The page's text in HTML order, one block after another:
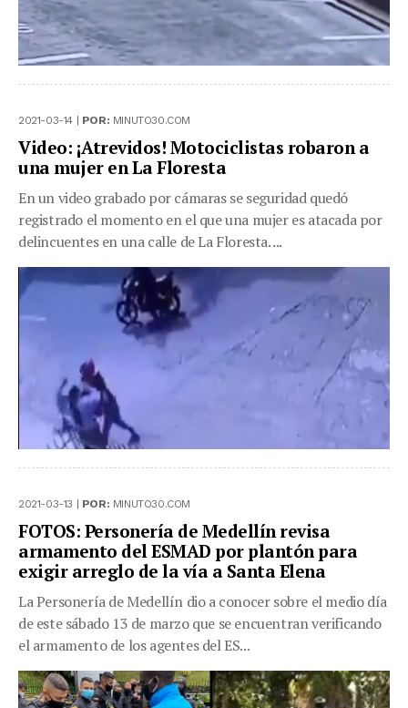
2021-03-14 | POR: MINUTO30.COM
Video: ¡Atrevidos! Motociclistas robaron a
una mujer en La Floresta
En un video grabado por cámaras se seguridad quedó
registrado el momento en el que una mujer es atacada por
delincuentes en una calle de La Floresta. ...
2021-03-13 | POR: MINUTO30.COM
FOTOS: Personería de Medellín revisa
armamento del ESMAD por plantón para
exigir arreglo de la vía a Santa Elena
La Personería de Medellín dio a conocer sobre el medio día
de este sábado 13 de marzo que se encuentran verificando
el armamento de los agentes del ES...